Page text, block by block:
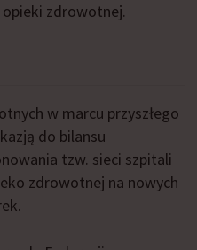
zdrowotnej.
w marcu przyszłego
do bilansu
tzw. sieci szpitali
zdrowotnej na nowych